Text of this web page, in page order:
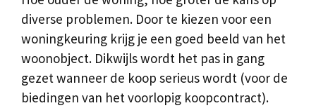
diverse problemen. Door te kiezen voor een
woningkeuring krijg je een goed beeld van het
woonobject. Dikwijls wordt het pas in gang
gezet wanneer de koop serieus wordt (voor de
biedingen van het voorlopig koopcontract).